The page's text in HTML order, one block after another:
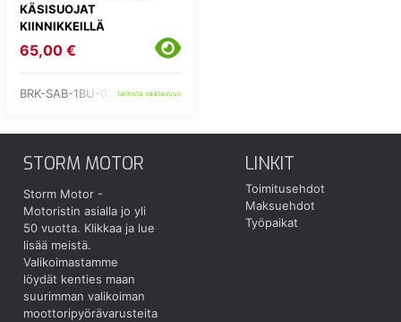
KÄSISUOJAT
KIINNIKKEILLÄ
65,00 €
BRK-SAB-1BU-02-WHtarkista saatavuus
STORM MOTOR
Storm Motor -
Motoristin asialla jo yli
50 vuotta. Klikkaa ja lue
lisää meistä.
Valikoimastamme
löydät kenties maan
suurimman valikoiman
moottoripyörävarusteita
LINKIT
Toimitusehdot
Maksuehdot
Työpaikat